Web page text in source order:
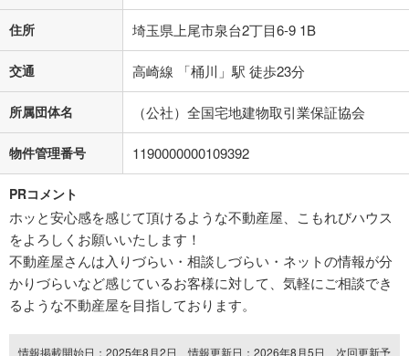
住所 埼玉県上尾市泉台2丁目6-9 1B
交通 高崎線 「桶川」駅 徒歩23分
所属団体名 （公社）全国宅地建物取引業保証協会
物件管理番号 1190000000109392
PRコメント
ホッと安心感を感じて頂けるような不動産屋、こもれびハウス
をよろしくお願いいたします！
不動産屋さんは入りづらい・相談しづらい・ネットの情報が分
かりづらいなど感じているお客様に対して、気軽にご相談でき
るような不動産屋を目指しております。
情報掲載開始日：2025年8月2日、情報更新日：2026年8月5日、次回更新予